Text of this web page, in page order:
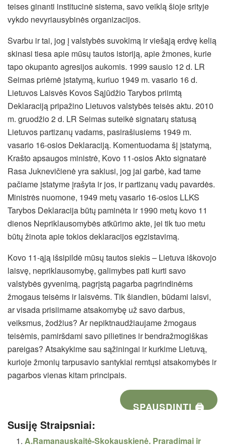
teises ginanti institucinė sistema, savo veiklą šioje srityje
vykdo nevyriausybinės organizacijos.
Svarbu ir tai, jog į valstybės suvokimą ir viešąją erdvę kelią
skinasi tiesa apie mūsų tautos istoriją, apie žmones, kurie
tapo okupanto agresijos aukomis. 1999 sausio 12 d. LR
Seimas priėmė įstatymą, kuriuo 1949 m. vasario 16 d.
Lietuvos Laisvės Kovos Sąjūdžio Tarybos priimtą
Deklaraciją pripažino Lietuvos valstybės teisės aktu. 2010
m. gruodžio 2 d. LR Seimas suteikė signatarų statusą
Lietuvos partizanų vadams, pasirašiusiems 1949 m.
vasario 16-osios Deklaraciją. Komentuodama šį įstatymą,
Krašto apsaugos ministrė, Kovo 11-osios Akto signatarė
Rasa Juknevičienė yra sakiusi, jog jai garbė, kad tame
pačiame įstatyme įrašyta ir jos, ir partizanų vadų pavardės.
Ministrės nuomone, 1949 metų vasario 16-osios LLKS
Tarybos Deklaracija būtų paminėta ir 1990 metų kovo 11
dienos Nepriklausomybės atkūrimo akte, jei tik tuo metu
būtų žinota apie tokios deklaracijos egzistavimą.
Kovo 11-ąją išsipildė mūsų tautos siekis – Lietuva iškovojo
laisvę, nepriklausomybę, galimybes pati kurti savo
valstybės gyvenimą, pagrįstą pagarba pagrindinėms
žmogaus teisėms ir laisvėms. Tik šiandien, būdami laisvi,
ar visada prisiimame atsakomybę už savo darbus,
veiksmus, žodžius? Ar nepiktnaudžiaujame žmogaus
teisėmis, pamiršdami savo pilietines ir bendražmogiškas
pareigas? Atsakykime sau sąžiningai ir kurkime Lietuvą,
kurioje žmonių tarpusavio santykiai remtųsi atsakomybės ir
pagarbos vienas kitam principais.
SPAUSDINTI 🖨
Susiję Straipsniai:
A.Ramanauskaitė-Skokauskienė. Praradimai ir